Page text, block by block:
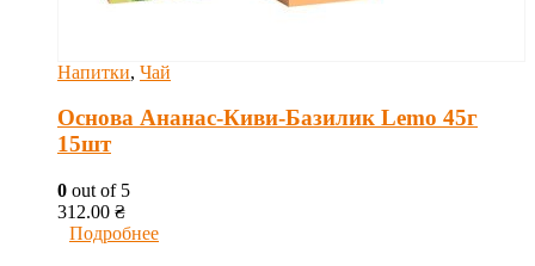
Напитки, Чай
Основа Ананас-Киви-Базилик Lemo 45г
15шт
0 out of 5
312.00 ₴
Подробнее